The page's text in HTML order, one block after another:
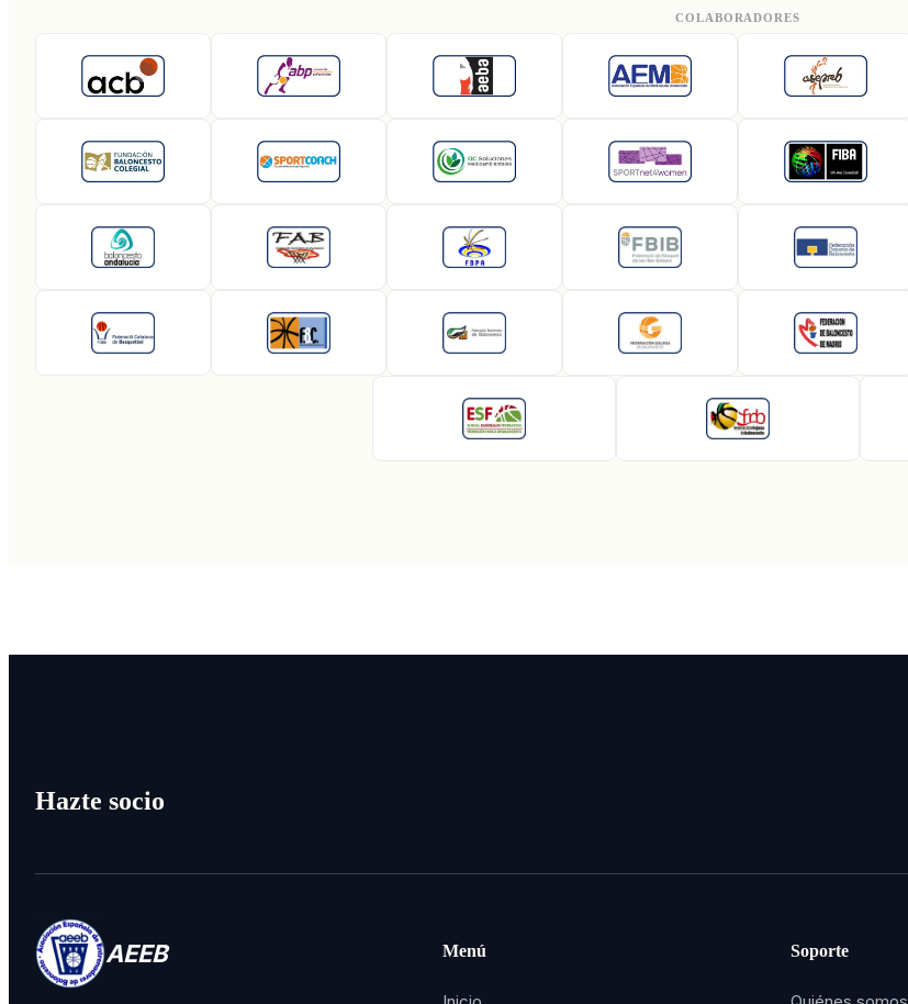
COLABORADORES
Hazte socio
AEEB Menú Soporte